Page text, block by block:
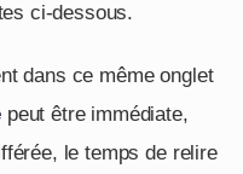
ci-dessous.
dans ce même onglet
peut être immédiate,
le temps de relire